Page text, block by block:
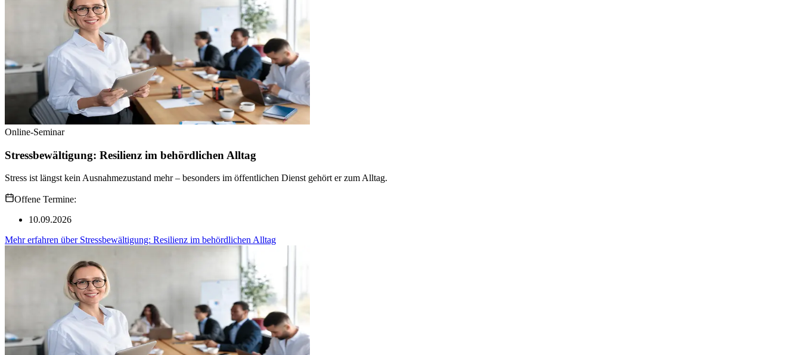
Online-Seminar
Stressbewältigung: Resilienz im behördlichen Alltag
Stress ist längst kein Ausnahmezustand mehr – besonders im öffentlichen Dienst gehört er zum Alltag.
Offene Termine:
10.09.2026
Mehr erfahren über Stressbewältigung: Resilienz im behördlichen Alltag